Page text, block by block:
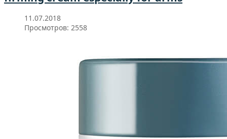
11.07.2018
Просмотров: 2558